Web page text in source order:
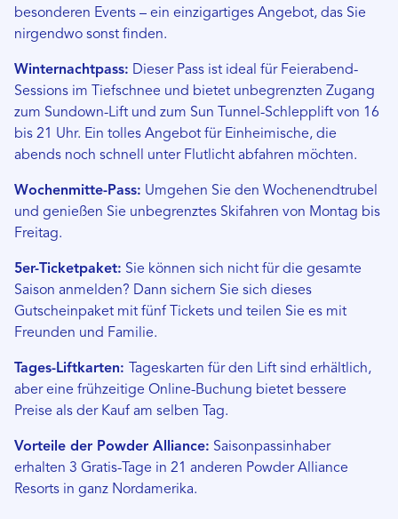
besonderen Events – ein einzigartiges Angebot, das Sie
nirgendwo sonst finden.
Winternachtpass: Dieser Pass ist ideal für Feierabend-
Sessions im Tiefschnee und bietet unbegrenzten Zugang
zum Sundown-Lift und zum Sun Tunnel-Schlepplift von 16
bis 21 Uhr. Ein tolles Angebot für Einheimische, die
abends noch schnell unter Flutlicht abfahren möchten.
Wochenmitte-Pass: Umgehen Sie den Wochenendtrubel
und genießen Sie unbegrenztes Skifahren von Montag bis
Freitag.
5er-Ticketpaket: Sie können sich nicht für die gesamte
Saison anmelden? Dann sichern Sie sich dieses
Gutscheinpaket mit fünf Tickets und teilen Sie es mit
Freunden und Familie.
Tages-Liftkarten:
Tageskarten für den Lift sind erhältlich,
aber eine frühzeitige Online-Buchung bietet bessere
Preise als der Kauf am selben Tag.
Vorteile der Powder Alliance: Saisonpassinhaber
erhalten 3 Gratis-Tage in 21 anderen Powder Alliance
Resorts in ganz Nordamerika.